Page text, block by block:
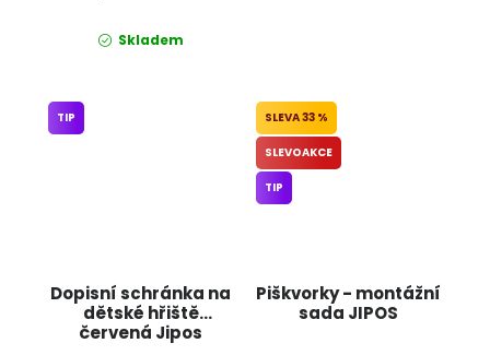
Skladem
Dopisní schránka na
dětské hřiště
červená Jipos
TIP
Piškvorky - montážní
sada JIPOS
33 %
SLEVOAKCE
TIP